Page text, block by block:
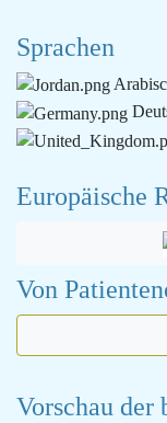
Sprachen
Europäische
Von
Vorschau der